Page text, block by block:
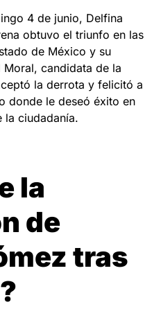
4 de junio, Delfina
obtuvo el triunfo en las
de México y su
candidata de la
la derrota y felicitó a
donde le deseó éxito en
la ciudadanía.
la
de
tras